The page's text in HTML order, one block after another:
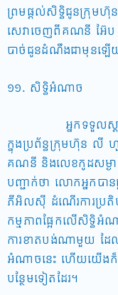
ព្រមផ្តល់សិទ្ធិជូនក្រុមហ៊ុ
សេវាចេញពីគណនី អ៊
បាច់ជូនដំណឹងជាមុនឡើ
១១. សិទ្ធិអំណាច
អ្នកទទួលស្គាល់ និ
ក្នុងប្រព័ន្ធក្រុមហ៊ុន លី
គណនី និងលេខកូដសម្ងាត់
បញ្ជាក់ថា លោកអ្នក
ភីអិលស៊ី ដំណើរការប្រតិ
កម្មភាពផ្អែកលើសិទ្ធិ
ការខាតបង់ណាមួយ ដែ
អំណាចនេះ ហើយយើងក៏
បន្ថែមទៀតដែរ។